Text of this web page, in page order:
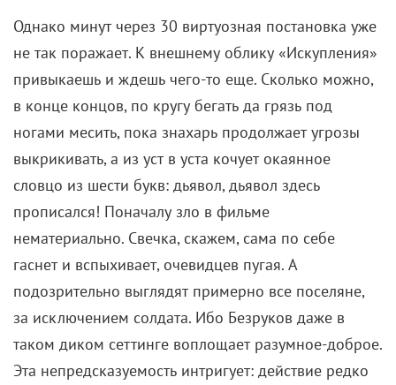
Однако минут через 30 виртуозная постановка уже
не так поражает. К внешнему облику «Искупления»
привыкаешь и ждешь чего-то еще. Сколько можно,
в конце концов, по кругу бегать да грязь под
ногами месить, пока знахарь продолжает угрозы
выкрикивать, а из уст в уста кочует окаянное
словцо из шести букв: дьявол, дьявол здесь
прописался! Поначалу зло в фильме
нематериально. Свечка, скажем, сама по себе
гаснет и вспыхивает, очевидцев пугая. А
подозрительно выглядят примерно все поселяне,
за исключением солдата. Ибо Безруков даже в
таком диком сеттинге воплощает разумное-доброе.
Эта непредсказуемость интригует: действие редко